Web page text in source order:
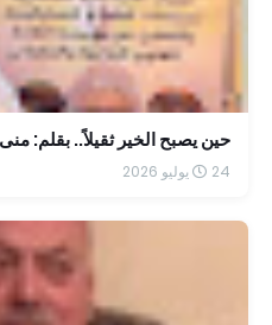
حين يصبح الخير ثقيلاً.. بقلم:
24 يوليو 2026